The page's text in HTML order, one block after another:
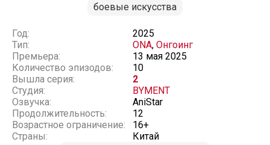
боевые искусства
Год:
2025
Тип:
ONA, Онгоинг
Премьера:
13 мая 2025
Количество эпизодов:
10
Вышла серия:
2
Студия:
BYMENT
Озвучка:
AniStar
Продолжительность:
12
Возрастное ограничение:
16+
Страны:
Китай